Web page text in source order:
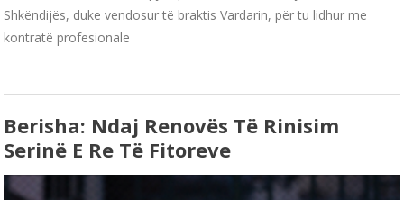
Shkëndijës, duke vendosur të braktis Vardarin, për tu lidhur me
kontratë profesionale
Berisha: Ndaj Renovës Të Rinisim
Serinë E Re Të Fitoreve